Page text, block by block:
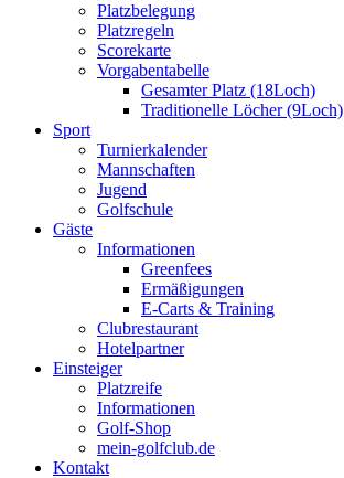
Platzbelegung
Platzregeln
Scorekarte
Vorgabentabelle
Gesamter Platz (18Loch)
Traditionelle Löcher (9Loch)
Sport
Turnierkalender
Mannschaften
Jugend
Golfschule
Gäste
Informationen
Greenfees
Ermäßigungen
E-Carts & Training
Clubrestaurant
Hotelpartner
Einsteiger
Platzreife
Informationen
Golf-Shop
mein-golfclub.de
Kontakt